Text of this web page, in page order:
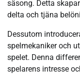
säsong. Detta
delta och tjäna
Dessutom
spelmekaniker och
spelet. Denna
spelarens intresse